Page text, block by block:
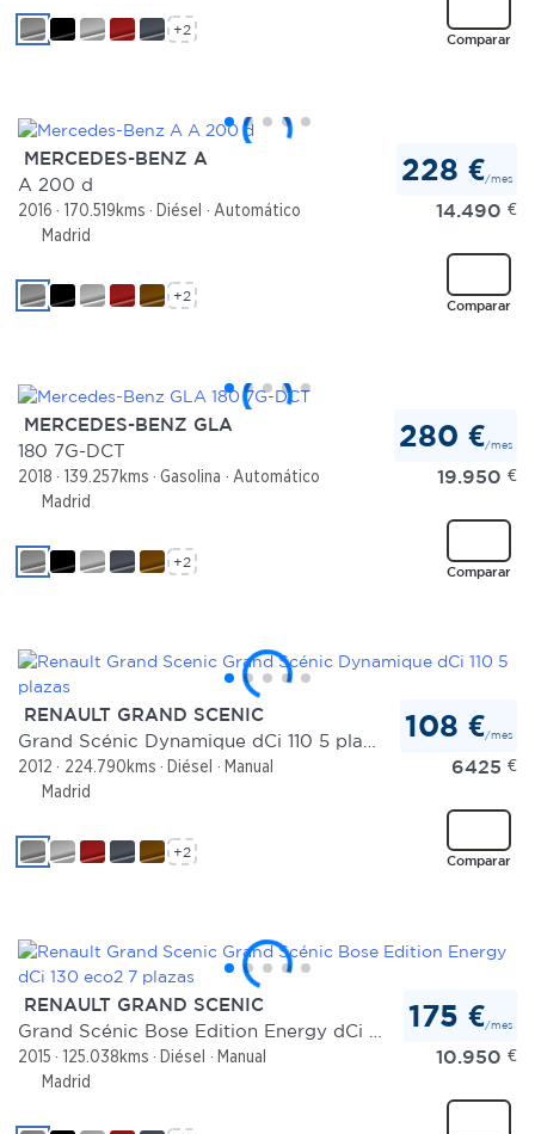
Comparar
+2
MERCEDES-BENZ A
A 200 d
2016 170.519kms Diésel
Automático
Madrid
228 €/mes
14.490 €
Comparar
+2
MERCEDES-BENZ GLA
180 7G-DCT
2018 139.257kms Gasolina
Automático
Madrid
280 €/mes
19.950 €
Comparar
+2
RENAULT GRAND SCENIC
2012 224.790kms Diésel
Manual
Madrid
108 €/mes
6425 €
Comparar
+2
RENAULT GRAND SCENIC
2015 125.038kms Diésel
Manual
Madrid
175 €/mes
10.950 €